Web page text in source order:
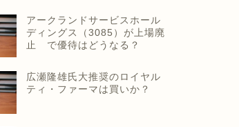
アークランドサービスホール
ディングス（3085）が上場廃
止 で優待はどうなる？
広瀬隆雄氏大推奨のロイヤル
ティ・ファーマは買いか？